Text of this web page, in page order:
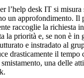
l’help desk IT si misura
un approfondimento. Il
raccoglie la richiesta
la priorità e, se non è in
e instradato al
drasticamente il tempo
una delle